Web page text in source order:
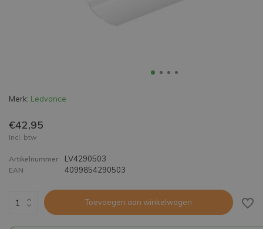
Merk: Ledvance
€42,95
Incl. btw
Artikelnummer LV4290503
EAN 4099854290503
Toevoegen aan winkelwagen